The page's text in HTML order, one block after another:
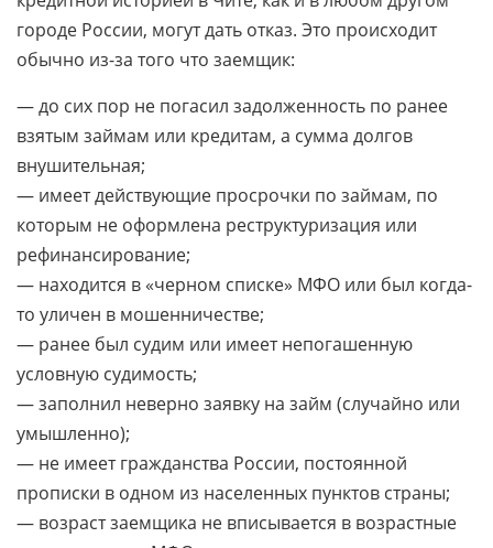
городе России, могут дать отказ. Это происходит
обычно из-за того что заемщик:
— до сих пор не погасил задолженность по ранее
взятым займам или кредитам, а сумма долгов
внушительная;
— имеет действующие просрочки по займам, по
которым не оформлена реструктуризация или
рефинансирование;
— находится в «черном списке» МФО или был когда-
то уличен в мошенничестве;
— ранее был судим или имеет непогашенную
условную судимость;
— заполнил неверно заявку на займ (случайно или
умышленно);
— не имеет гражданства России, постоянной
прописки в одном из населенных пунктов страны;
— возраст заемщика не вписывается в возрастные